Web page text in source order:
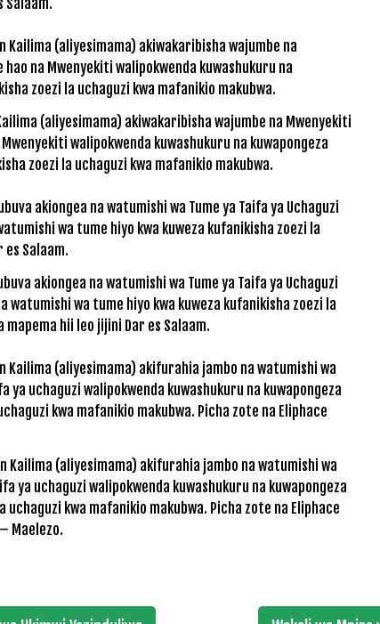
(aliyesimama) akiwakaribisha wajumbe na Mwenyekiti
walipokwenda kuwashukuru na kuwapongeza
zoezi la uchaguzi kwa mafanikio makubwa.
akiongea na watumishi wa Tume ya Taifa ya Uchaguzi
watumishi wa tume hiyo kwa kuweza kufanikisha zoezi la
hii leo jijini Dar es Salaam.
Kailima (aliyesimama) akifurahia jambo na watumishi wa
ya uchaguzi walipokwenda kuwashukuru na kuwapongeza
kwa mafanikio makubwa. Picha zote na Eliphace
Maelezo.